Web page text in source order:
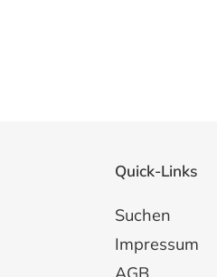
Quick-Links
Suchen
Impressum